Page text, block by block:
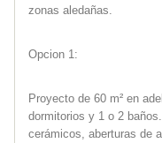
zonas aledañas.
Opcion 1:
Proyecto de 60 m² en
dormitorios y 1 o 2
cerámicos, aberturas de